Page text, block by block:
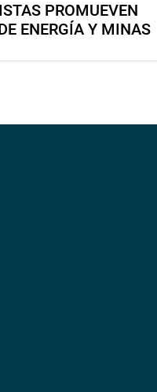
PROMUEVEN
ENERGÍA Y MINAS